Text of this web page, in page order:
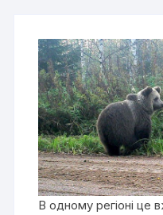
В одному регіоні це